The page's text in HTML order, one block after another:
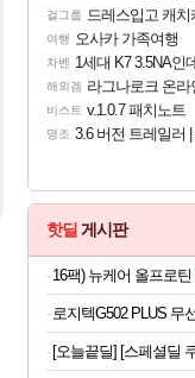
벨가부턴 고코랜 밸류 높
ㅇㅂ)포셔가 나벨 성불?
역대급 Joat 컨텐츠
잘 있어라 아제로스. 나
1세대 K7 3.5NA인데 LF쏘나타
[명조 | 도미노피자 콜
내차 인증합니당~ [2]
섭컬겜 포트나이트에서 명일
6개월 기다렸다… 드디
걸그룹 드레스입고 캐치캐
여행 오사카 가족여행
차벤 1세대 K7 3.5NA인데 LF쏘나타 2.0NA 기변하
해외겜 라그나로크 온라인 ros바
비스트 v.1.0.7 패치노트
명조 3.6 버전 트레일러 | 신기루 속 등불 그
핫딜 게시판